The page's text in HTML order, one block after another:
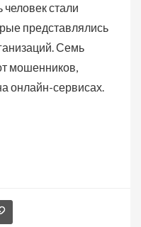
стали
представлялись
Семь
мошенников,
онлайн-сервисах.